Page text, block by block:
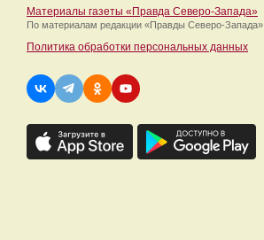
Материалы газеты «Правда Северо-Запада»
По материалам редакции «Правды Северо-Запада».
Политика обработки персональных данных